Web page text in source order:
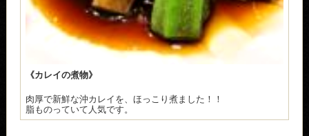
《カレイの煮物》
肉厚で新鮮な沖カレイを、ほっこり煮ました！！
脂ものっていて人気です。